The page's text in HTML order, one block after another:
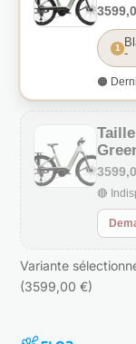
1 -
🟠
🔴
Variante
(3599,00 €)